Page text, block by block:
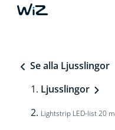
Se alla Ljusslingor
Ljusslingor
Lightstrip LED-list 20 m